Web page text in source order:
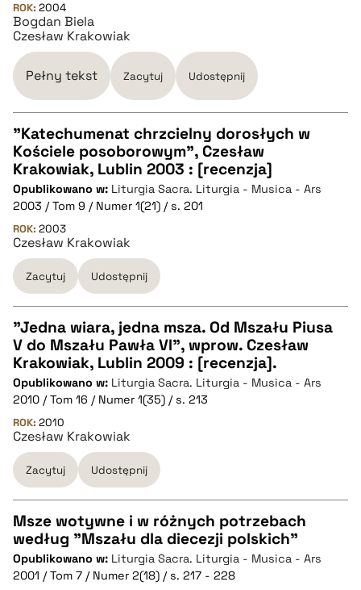
BIBTEX
pobierz cytat
ROK: 2004
Bogdan Biela
Czesław Krakowiak
Pełny tekst Zacytuj Udostępnij
CZYSTY TEKST
pobierz cytat
BIBTEX
pobierz cytat
"Katechumenat chrzcielny dorosłych w
Kościele posoborowym", Czesław
Krakowiak, Lublin 2003 : [recenzja]
Opublikowano w: Liturgia Sacra. Liturgia - Musica - Ars
2003 / Tom 9 / Numer 1(21) / s. 201
ROK: 2003
Czesław Krakowiak
Zacytuj Udostępnij
CZYSTY TEKST
pobierz cytat
BIBTEX
pobierz cytat
"Jedna wiara, jedna msza. Od Mszału Piusa
V do Mszału Pawła VI", wprow. Czesław
Krakowiak, Lublin 2009 : [recenzja].
Opublikowano w: Liturgia Sacra. Liturgia - Musica - Ars
2010 / Tom 16 / Numer 1(35) / s. 213
ROK: 2010
Czesław Krakowiak
Zacytuj Udostępnij
CZYSTY TEKST
Msze wotywne i w różnych potrzebach
według "Mszału dla diecezji polskich"
Opublikowano w: Liturgia Sacra. Liturgia - Musica - Ars
2001 / Tom 7 / Numer 2(18) / s. 217 - 228